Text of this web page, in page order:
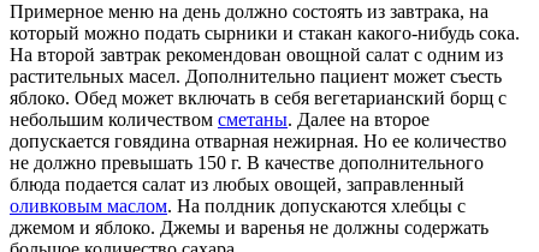
Примерное меню на день должно состоять из завтрака, на
который можно подать сырники и стакан какого-нибудь сока.
На второй завтрак рекомендован овощной салат с одним из
растительных масел. Дополнительно пациент может съесть
яблоко. Обед может включать в себя вегетарианский борщ с
небольшим количеством сметаны. Далее на второе
допускается говядина отварная нежирная. Но ее количество
не должно превышать 150 г. В качестве дополнительного
блюда подается салат из любых овощей, заправленный
оливковым маслом. На полдник допускаются хлебцы с
джемом и яблоко. Джемы и варенья не должны содержать